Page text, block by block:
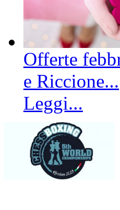
Offerte
e Riccione...
Leggi...